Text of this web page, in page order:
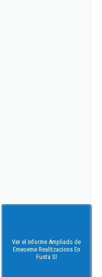
Ver el Informe Ampliado de
Emeoeme Realitzacions En
Fusta Sl